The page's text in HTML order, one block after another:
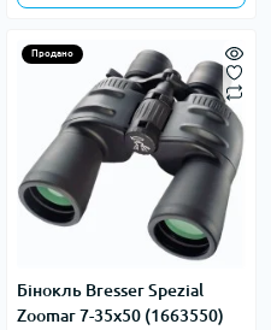
Продано
Бінокль Bresser Spezial
Zoomar 7-35x50 (1663550)